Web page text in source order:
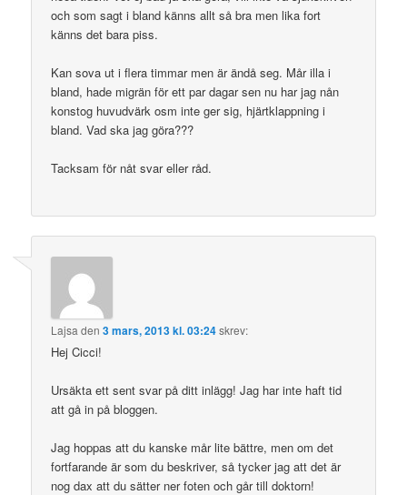
och som sagt i bland känns allt så bra men lika fort
känns det bara piss.
Kan sova ut i flera timmar men är ändå seg. Mår illa i
bland, hade migrän för ett par dagar sen nu har jag nån
konstog huvudvärk osm inte ger sig, hjärtklappning i
bland. Vad ska jag göra???
Tacksam för nåt svar eller råd.
Lajsa den3 mars, 2013 kl. 03:24skrev:
Hej Cicci!
Ursäkta ett sent svar på ditt inlägg! Jag har inte haft tid
att gå in på bloggen.
Jag hoppas att du kanske mår lite bättre, men om det
fortfarande är som du beskriver, så tycker jag att det är
nog dax att du sätter ner foten och går till doktorn!